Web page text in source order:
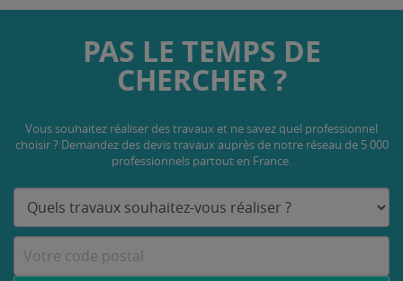
PAS LE TEMPS DE
CHERCHER ?
Vous souhaitez réaliser des travaux et ne savez quel professionnel
choisir ? Demandez des devis travaux auprès de notre réseau de 5 000
professionnels partout en France.